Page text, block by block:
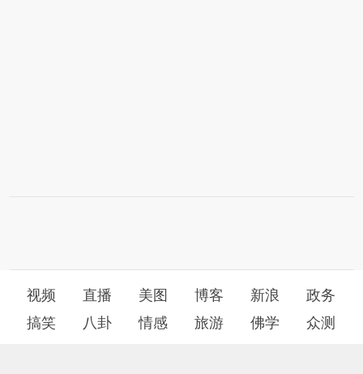
视频 直播 美图 博客 新浪
政务
搞笑
八卦 情感 旅游 佛学 众测